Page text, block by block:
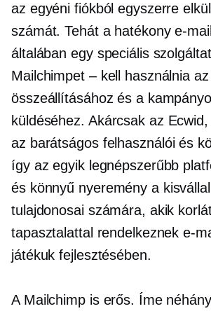
az egyéni fiókból egyszerre
számát. Tehát a hatékony e-
általában egy speciális
Mailchimpet – kell használnia
összeállításához és a
küldéséhez. Akárcsak az
az barátságos felhasználóiés
így az egyik legnépszerűbb
és könnyű nyeremény a
tulajdonosai számára, akik
tapasztalattal rendelkeznek e-
játékuk fejlesztésében.
A Mailchimp is erős. Íme